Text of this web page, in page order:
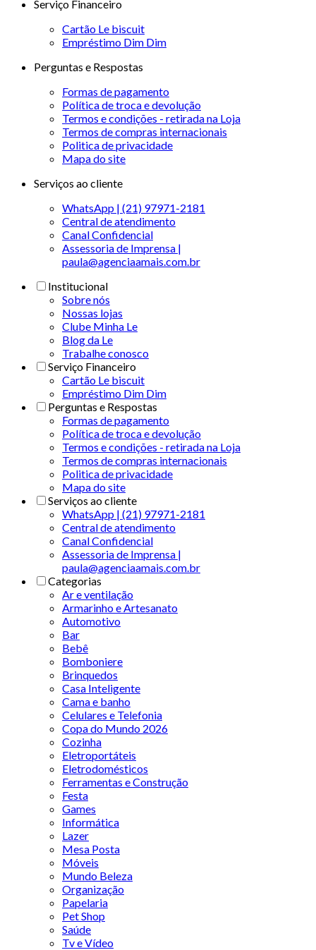
Serviço Financeiro
Cartão Le biscuit
Empréstimo Dim Dim
Perguntas e Respostas
Formas de pagamento
Política de troca e devolução
Termos e condições - retirada na Loja
Termos de compras internacionais
Politica de privacidade
Mapa do site
Serviços ao cliente
WhatsApp | (21) 97971-2181
Central de atendimento
Canal Confidencial
Assessoria de Imprensa |
paula@agenciaamais.com.br
Institucional
Sobre nós
Nossas lojas
Clube Minha Le
Blog da Le
Trabalhe conosco
Serviço Financeiro
Cartão Le biscuit
Empréstimo Dim Dim
Perguntas e Respostas
Formas de pagamento
Política de troca e devolução
Termos e condições - retirada na Loja
Termos de compras internacionais
Politica de privacidade
Mapa do site
Serviços ao cliente
WhatsApp | (21) 97971-2181
Central de atendimento
Canal Confidencial
Assessoria de Imprensa |
paula@agenciaamais.com.br
Categorias
Ar e ventilação
Armarinho e Artesanato
Automotivo
Bar
Bebê
Bomboniere
Brinquedos
Casa Inteligente
Cama e banho
Celulares e Telefonia
Copa do Mundo 2026
Cozinha
Eletroportáteis
Eletrodomésticos
Ferramentas e Construção
Festa
Games
Informática
Lazer
Mesa Posta
Móveis
Mundo Beleza
Organização
Papelaria
Pet Shop
Saúde
Tv e Vídeo